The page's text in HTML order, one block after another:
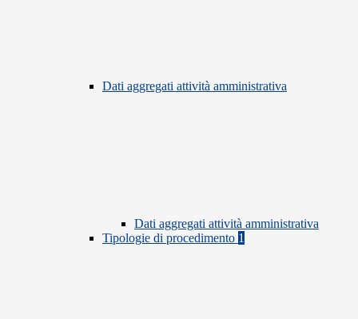
Dati aggregati attività amministrativa
Dati aggregati attività amministrativa
Tipologie di procedimento 1